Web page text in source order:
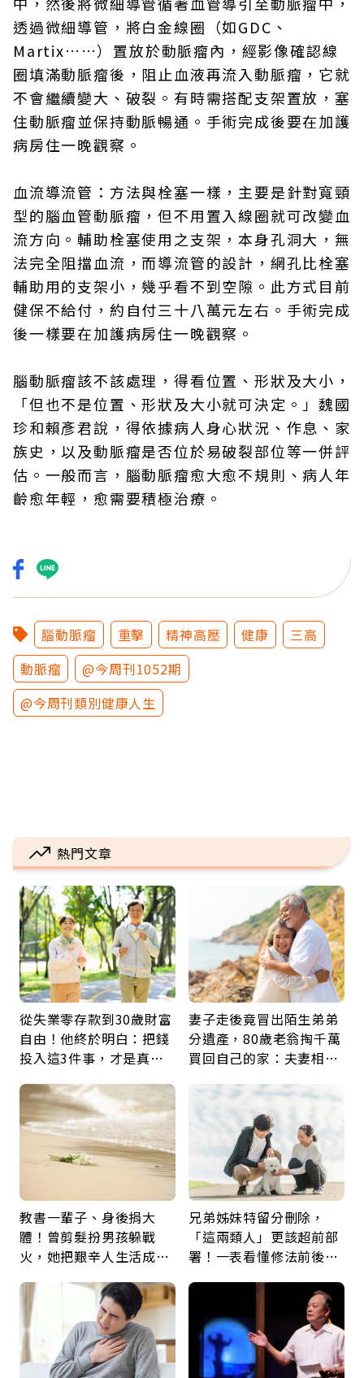
透過微細導管，將白金線圈（如GDC、
Martix……）置放於動脈瘤內，經影像確認線
圈填滿動脈瘤後，阻止血液再流入動脈瘤，它就
不會繼續變大、破裂。有時需搭配支架置放，塞
住動脈瘤並保持動脈暢通。手術完成後要在加護
病房住一晚觀察。
血流導流管：方法與栓塞一樣，主要是針對寬頸
型的腦血管動脈瘤，但不用置入線圈就可改變血
流方向。輔助栓塞使用之支架，本身孔洞大，無
法完全阻擋血流，而導流管的設計，網孔比栓塞
輔助用的支架小，幾乎看不到空隙。此方式目前
健保不給付，約自付三十八萬元左右。手術完成
後一樣要在加護病房住一晚觀察。
腦動脈瘤該不該處理，得看位置、形狀及大小，
「但也不是位置、形狀及大小就可決定。」魏國
珍和賴彥君說，得依據病人身心狀況、作息、家
族史，以及動脈瘤是否位於易破裂部位等一併評
估。一般而言，腦動脈瘤愈大愈不規則、病人年
齡愈年輕，愈需要積極治療。
腦動脈瘤 重擊 精神高壓 健康
三高
動脈瘤
@今周刊1052期
@今周刊類別健康人生
熱門文章
從失業零存款到30歲財富
自由！他終於明白：把錢
投入這3件事，才是真正
妻子走後竟冒出陌生弟弟
分遺產，80歲老翁掏千萬
買回自己的家：夫妻相守
教書一輩子、身後捐大
體！曾剪髮扮男孩躲戰
火，她把艱辛人生活成風
福
兄弟姊妹特留分刪除，
「這兩類人」更該超前部
署！一表看懂修法前後差